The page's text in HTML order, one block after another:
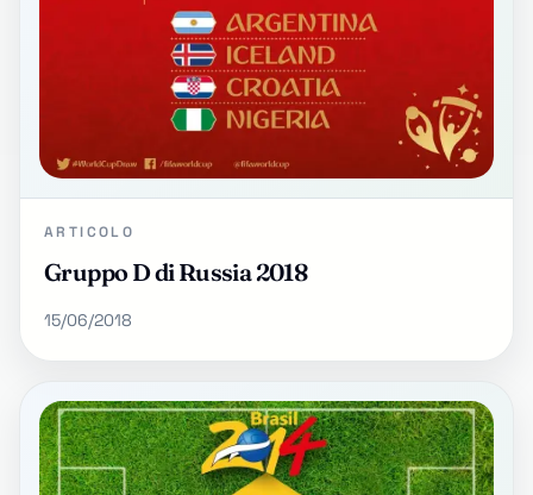
ARTICOLO
Gruppo D di Russia 2018
15/06/2018